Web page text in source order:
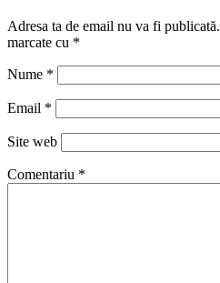
Adresa ta de email nu va fi publicată.
marcate cu *
Nume *
Email *
Site web
Comentariu *